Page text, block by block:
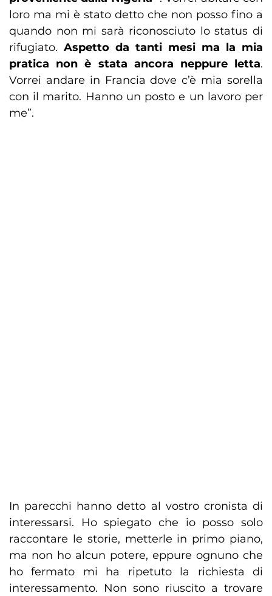
loro ma mi è stato detto che non posso fino a
quando non mi sarà riconosciuto lo status di
rifugiato. Aspetto da tanti mesi ma la mia
pratica non è stata ancora neppure letta.
Vorrei andare in Francia dove c’è mia sorella
con il marito. Hanno un posto e un lavoro per
me”.
In parecchi hanno detto al vostro cronista di
interessarsi. Ho spiegato che io posso solo
raccontare le storie, metterle in primo piano,
ma non ho alcun potere, eppure ognuno che
ho fermato mi ha ripetuto la richiesta di
interessamento. Non sono riuscito a trovare